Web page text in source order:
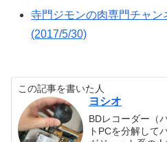
寺門ジモンの肉専門チャン
(2017/5/30)
この記事を書いた人
ヨシオ
BDレコーダー（
トPCを分解して